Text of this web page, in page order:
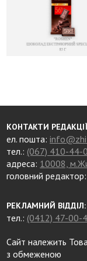
КОНТАКТИ
ел. пошта:
тел.: (067) 410-44-
адреса: 10008,
головний редактор:
РЕКЛАМНИЙ ВІДДІЛ:
тел.: (0412) 47-00-
Сайт належить
з обмеженою